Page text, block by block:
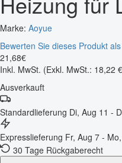
Marke: Aoyue
Bewerten Sie dieses Produkt
21 ,68€
Inkl. MwSt. (Exkl. MwSt.: 18,22
Ausverkauft
Standardlieferung Di, Aug 11 -
Expresslieferung Fr, Aug 7 -
30 Tage Rückgaberecht